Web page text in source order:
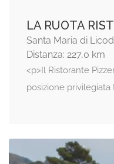
LA RUOTA
Santa Maria di
Distanza: 227,0 km
<p>Il Ristorante
posizione privilegiata